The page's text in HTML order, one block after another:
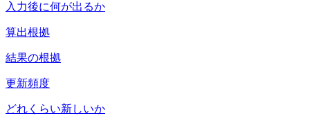
入力後に何が出るか
算出根拠
結果の根拠
更新頻度
どれくらい新しいか